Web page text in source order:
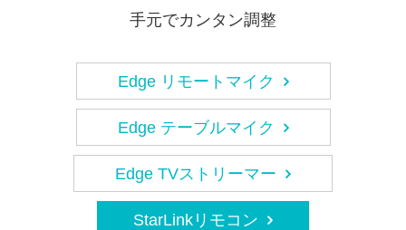
手元でカンタン調整
Edge リモートマイク
Edge テーブルマイク
Edge TVストリーマー
StarLinkリモコン